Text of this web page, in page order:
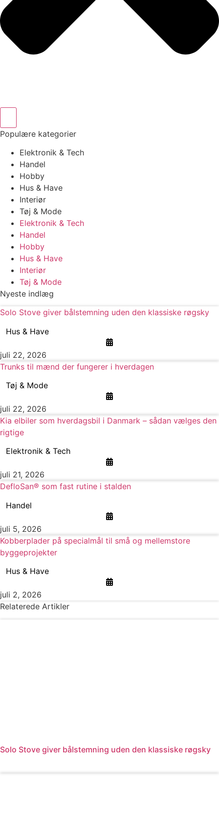
Populære kategorier
Elektronik & Tech
Handel
Hobby
Hus & Have
Interiør
Tøj & Mode
Elektronik & Tech
Handel
Hobby
Hus & Have
Interiør
Tøj & Mode
Nyeste indlæg
Solo Stove giver bålstemning uden den klassiske røgsky
Hus & Have
juli 22, 2026
Trunks til mænd der fungerer i hverdagen
Tøj & Mode
juli 22, 2026
Kia elbiler som hverdagsbil i Danmark – sådan vælges den
rigtige
Elektronik & Tech
juli 21, 2026
DefloSan® som fast rutine i stalden
Handel
juli 5, 2026
Kobberplader på specialmål til små og mellemstore
byggeprojekter
Hus & Have
juli 2, 2026
Relaterede Artikler
Solo Stove giver bålstemning uden den klassiske røgsky